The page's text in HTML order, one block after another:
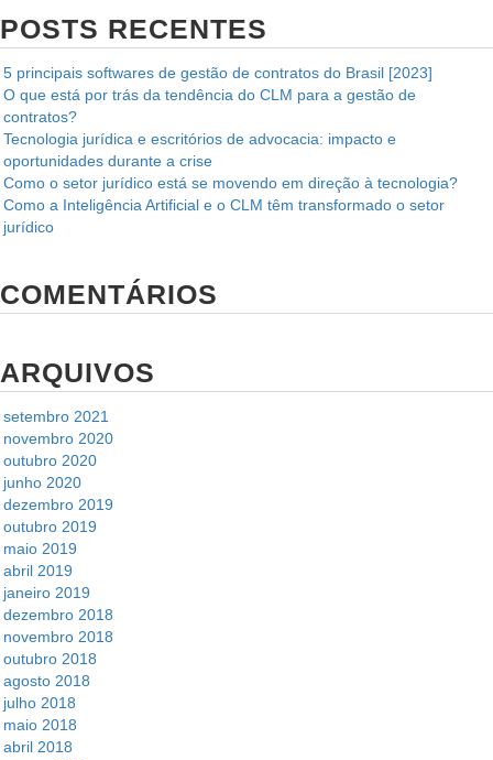
POSTS RECENTES
5 principais softwares de gestão de contratos do Brasil [2023]
O que está por trás da tendência do CLM para a gestão de
contratos?
Tecnologia jurídica e escritórios de advocacia: impacto e
oportunidades durante a crise
Como o setor jurídico está se movendo em direção à tecnologia?
Como a Inteligência Artificial e o CLM têm transformado o setor
jurídico
COMENTÁRIOS
ARQUIVOS
setembro 2021
novembro 2020
outubro 2020
junho 2020
dezembro 2019
outubro 2019
maio 2019
abril 2019
janeiro 2019
dezembro 2018
novembro 2018
outubro 2018
agosto 2018
julho 2018
maio 2018
abril 2018